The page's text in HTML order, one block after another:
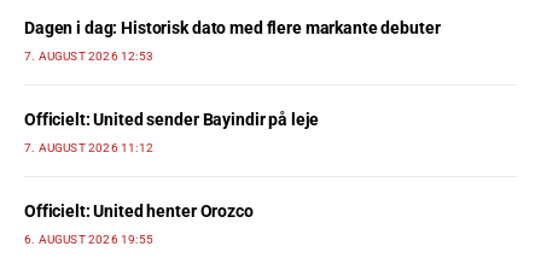
Dagen i dag: Historisk dato med flere markante debuter
7. AUGUST 2026 12:53
Officielt: United sender Bayindir på leje
7. AUGUST 2026 11:12
Officielt: United henter Orozco
6. AUGUST 2026 19:55